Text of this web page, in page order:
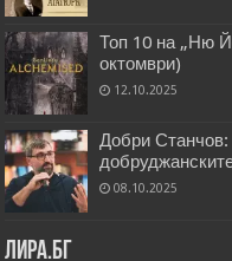
Топ 10 на „Ню
октомври)
12.10.2025
Добри
08.10.2025
Лира.бг